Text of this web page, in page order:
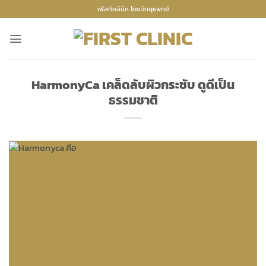
to
content
เฟิสท์คลินิค โดยจักษุแพทย์
HarmonyCa เคล็ดลับผิวกระชับ ดูดีเป็น
ธรรมชาติ